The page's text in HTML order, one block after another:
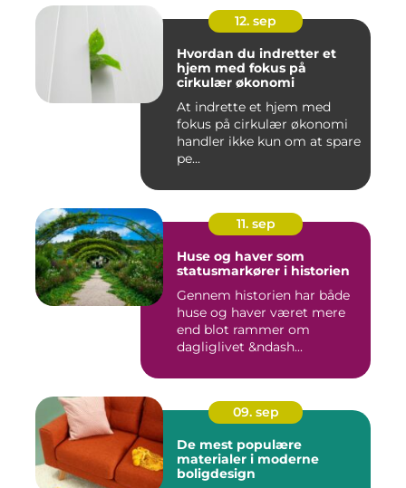
12. sep
Hvordan du indretter et
hjem med fokus på
cirkulær økonomi
At indrette et hjem med
fokus på cirkulær økonomi
handler ikke kun om at spare
pe...
11. sep
Huse og haver som
statusmarkører i historien
Gennem historien har både
huse og haver været mere
end blot rammer om
dagliglivet &ndash...
09. sep
De mest populære
materialer i moderne
boligdesign